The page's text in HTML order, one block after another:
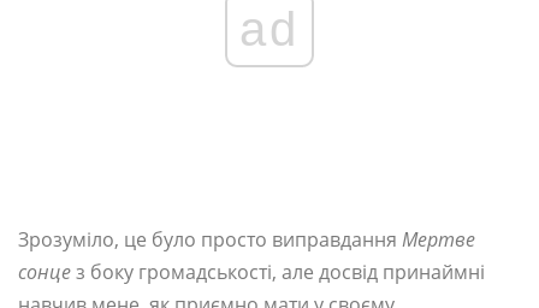
ad
Зрозуміло, це було просто виправдання Мертве
сонцез боку громадськості, але досвід принаймні